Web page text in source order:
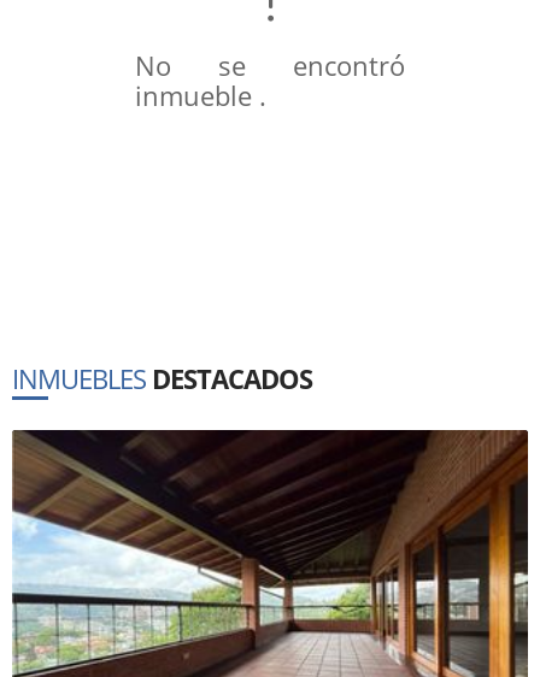
No se encontró
inmueble .
INMUEBLES DESTACADOS